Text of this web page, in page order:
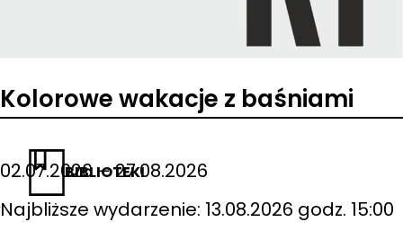
BIBLIOTEKI
Kolorowe wakacje z baśniami
02.07.2026 – 27.08.2026
Najbliższe wydarzenie: 13.08.2026 godz. 15:00